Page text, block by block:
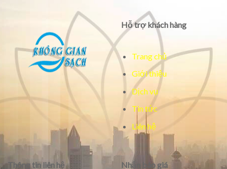
Hỗ trợ khách hàng
Trang chủ
Giới thiệu
Dịch vụ
Tin tức
Liên hệ
Thông tin liên hệ Nhận báo giá